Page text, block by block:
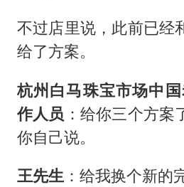
不过店里说，此前已经
给了方案。
杭州白马珠宝市场中
作人员 ：给你三个方
你自己说。
王先生：给我换个新的